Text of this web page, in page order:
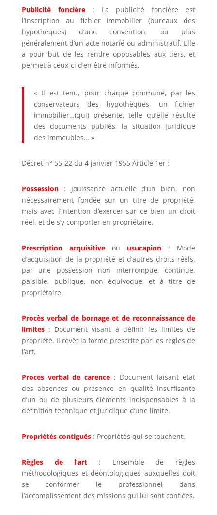
Publicité foncière: La publicité foncière est
l’inscription au fichier immobilier (bureaux des
hypothèques) d’une convention, ou plus
généralement d’un acte notarié ou administratif. Elle
a pour but de les rendre opposables aux tiers, et
permet à ceux-ci d’en être informés.
« Il est tenu, pour chaque commune, par les
conservateurs des hypothèques, un fichier
immobilier…(qui) présente, telle qu’elle résulte
des documents publiés, la situation juridique
des immeubles… »
Décret n° 55-22 du 4 janvier 1955 Article 1er :
Possession
: Jouissance actuelle d’un bien, non
nécessairement fondée sur un titre de propriété,
mais avec l’intention d’exercer sur ce bien un droit
réel, et de s’y comporter en propriétaire.
Prescription acquisitiveou usucapion : Mode
d’acquisition de la propriété et d’autres droits réels,
par une possession non interrompue, continue,
paisible, publique, non équivoque, et à titre de
propriétaire.
Procès verbal de bornage et de reconnaissance de
limites : Document visant à définir les limites de
propriété. Il revêt la forme prescrite par les règles de
l’art.
Procès verbal de carence : Document faisant état
des absences ou présence en qualité insuffisante
d’un ou de plusieurs éléments indispensables à la
définition technique et juridique d’une limite.
Propriétés contiguës: Propriétés qui se touchent.
Règles de l’art : Ensemble de règles
méthodologiques et déontologiques auxquelles doit
se conformer le professionnel dans
l’accomplissement des missions qui lui sont confiées.